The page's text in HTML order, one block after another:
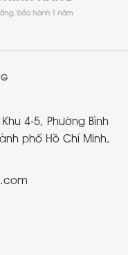
4-5, Phường Bình
phố Hồ Chí Minh,